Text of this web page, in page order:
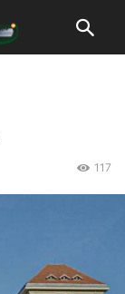
117